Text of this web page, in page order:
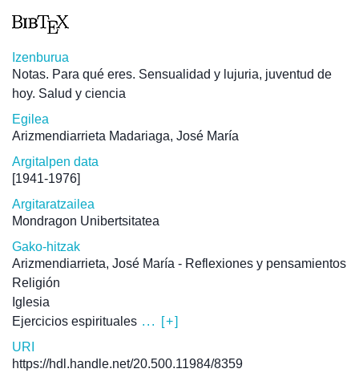
Izenburua
Notas. Para qué eres. Sensualidad y lujuria, juventud de
hoy. Salud y ciencia
Egilea
Arizmendiarrieta Madariaga, José María
Argitalpen data
[1941-1976]
Argitaratzailea
Mondragon Unibertsitatea
Gako-hitzak
Arizmendiarrieta, José María - Reflexiones y pensamientos
Religión
Iglesia
Ejercicios espirituales ... [+]
URI
https://hdl.handle.net/20.500.11984/8359